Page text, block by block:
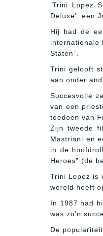
‘Trini Lopez
Deluxe’, een
Hij had de
internationale
Staten”.
Trini gelooft
aan onder
Succesvolle
van een
toedoen van
Zijn tweede
Mastriani en
in de
Heroes” (de
Trini Lopez is
wereld heeft
In 1987 had
was zo’n
De